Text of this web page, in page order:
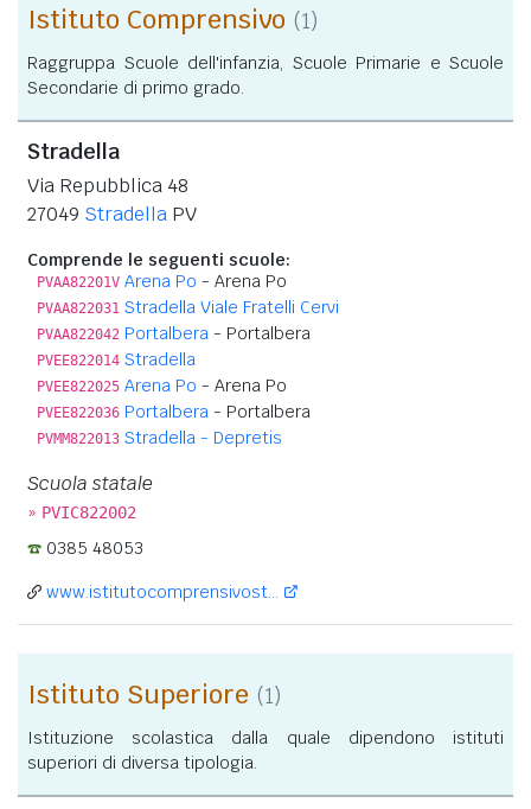
Istituto Comprensivo (1)
Raggruppa Scuole dell'infanzia, Scuole Primarie e Scuole
Secondarie di primo grado.
Stradella
Via Repubblica 48
27049 Stradella PV
Comprende le seguenti scuole:
PVAA82201V Arena Po - Arena Po
PVAA822031 Stradella Viale Fratelli Cervi
PVAA822042 Portalbera - Portalbera
PVEE822014 Stradella
PVEE822025 Arena Po - Arena Po
PVEE822036 Portalbera - Portalbera
PVMM822013 Stradella - Depretis
Scuola statale
» PVIC822002
0385 48053
www.istitutocomprensivost...
Istituto Superiore (1)
Istituzione scolastica dalla quale dipendono istituti
superiori di diversa tipologia.